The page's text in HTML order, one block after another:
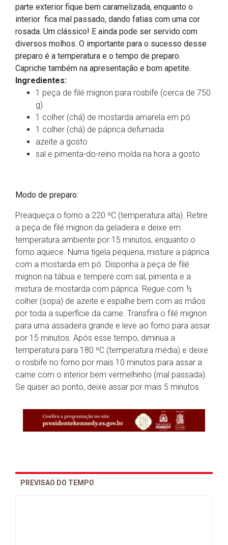
parte exterior fique bem caramelizada, enquanto o
interior fica mal passado, dando fatias com uma cor
rosada. Um clássico! E ainda pode ser servido com
diversos molhos. O importante para o sucesso desse
preparo é a temperatura e o tempo de preparo.
Capriche também na apresentação e bom apetite.
Ingredientes:
1 peça de filé mignon para rosbife (cerca de 750
g)
1 colher (chá) de mostarda amarela em pó
1 colher (chá) de páprica defumada
azeite a gosto
sal e pimenta-do-reino moída na hora a gosto
Modo de preparo:
Preaqueça o forno a 220 ºC (temperatura alta). Retire
a peça de filé mignon da geladeira e deixe em
temperatura ambiente por 15 minutos, enquanto o
forno aquece. Numa tigela pequena, misture a páprica
com a mostarda em pó. Disponha a peça de filé
mignon na tábua e tempere com sal, pimenta e a
mistura de mostarda com páprica. Regue com ½
colher (sopa) de azeite e espalhe bem com as mãos
por toda a superfície da carne. Transfira o filé mignon
para uma assadeira grande e leve ao forno para assar
por 15 minutos. Após esse tempo, diminua a
temperatura para 180 ºC (temperatura média) e deixe
o rosbife no forno por mais 10 minutos para assar a
carne com o interior bem vermelhinho (mal passada).
Se quiser ao ponto, deixe assar por mais 5 minutos.
PREVISAO DO TEMPO